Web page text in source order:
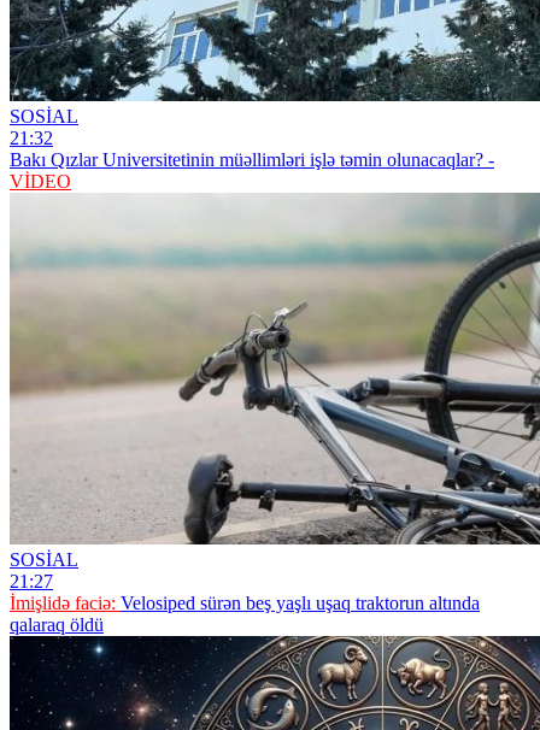
SOSİAL
21:32
Bakı Qızlar Universitetinin müəllimləri işlə təmin olunacaqlar? -
VİDEO
SOSİAL
21:27
İmişlidə faciə: Velosiped sürən beş yaşlı uşaq traktorun altında
qalaraq öldü